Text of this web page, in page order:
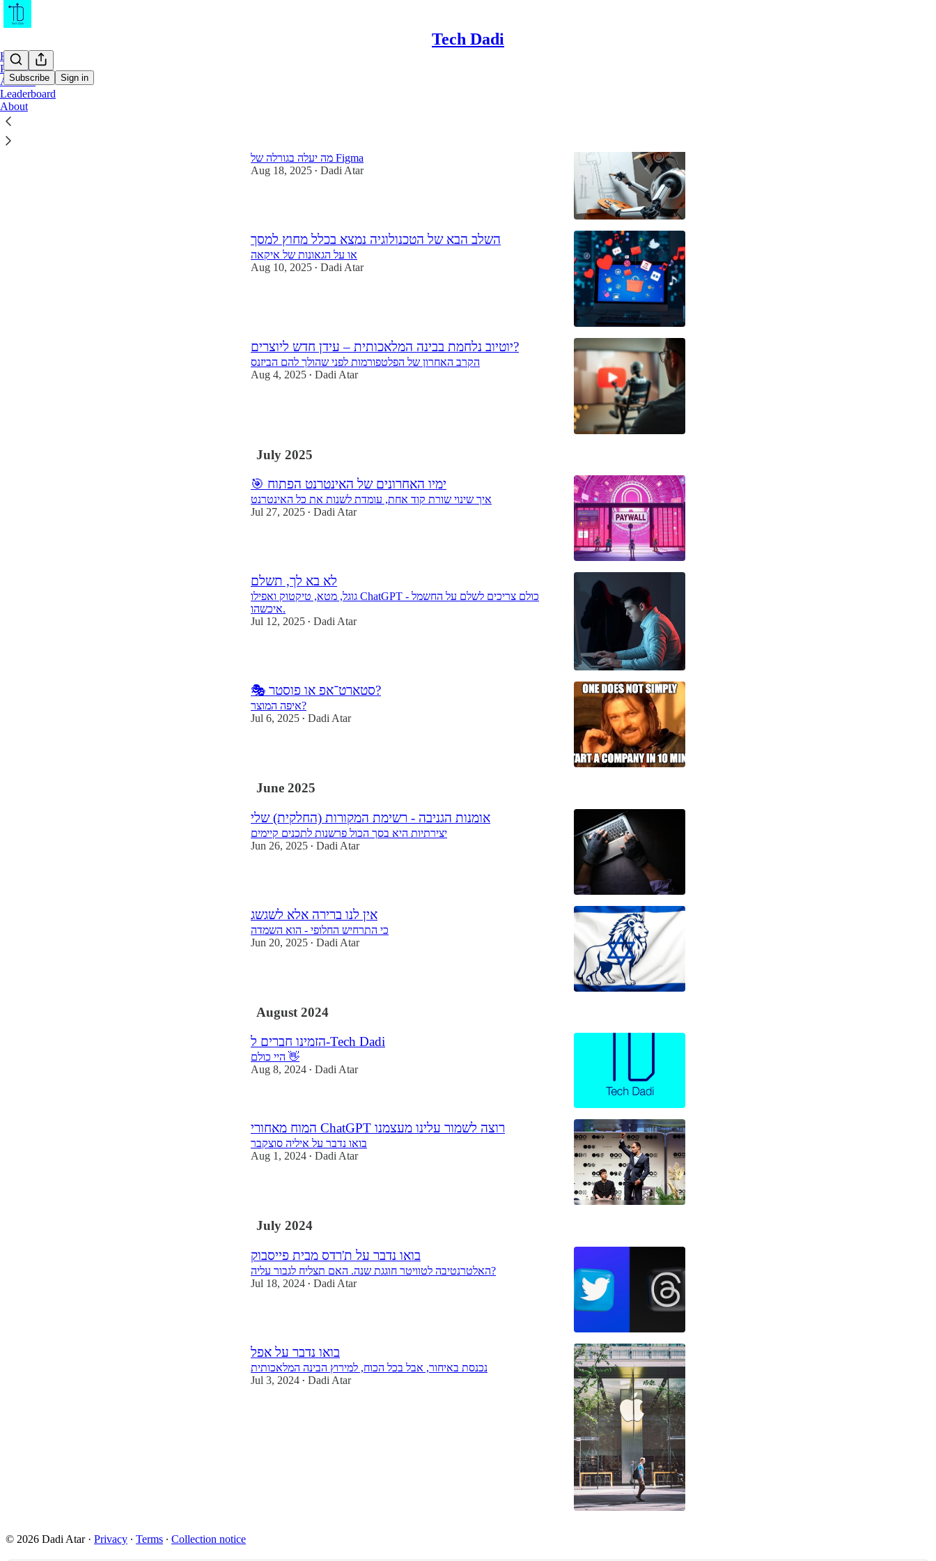
Tech Dadi
Subscribe Sign in
Home
Podcast
Archive
Leaderboard
About
מה יעלה בגורלה של Figma
Aug 18, 2025 • Dadi Atar
השלב הבא של הטכנולוגיה נמצא בכלל מחוץ למסך
או על הגאונות של איקאה
Aug 10, 2025 • Dadi Atar
יוטיוב נלחמת בבינה המלאכותית – עידן חדש ליוצרים?
הקרב האחרון של הפלטפורמות לפני שהולך להם הביזנס
Aug 4, 2025 • Dadi Atar
July 2025
🎯 ימיו האחרונים של האינטרנט הפתוח
איך שינוי שורת קוד אחת, עומדת לשנות את כל האינטרנט
Jul 27, 2025 • Dadi Atar
לא בא לך, תשלם
גוגל, מטא, טיקטוק ואפילו ChatGPT - כולם צריכים לשלם על החשמל
איכשהו.
Jul 12, 2025 • Dadi Atar
🎭 סטארט־אפ או פוסטר?
איפה המוצר?
Jul 6, 2025 • Dadi Atar
June 2025
אומנות הגניבה - רשימת המקורות (החלקית) שלי
יצירתיות היא בסך הכול פרשנות לתכנים קיימים
Jun 26, 2025 • Dadi Atar
אין לנו ברירה אלא לשגשג
כי התרחיש החלופי - הוא השמדה
Jun 20, 2025 • Dadi Atar
August 2024
הזמינו חברים ל-Tech Dadi
היי כולם 👋
Aug 8, 2024 • Dadi Atar
המוח מאחורי ChatGPT רוצה לשמור עלינו מעצמנו
בואו נדבר על איליה סוצקבר
Aug 1, 2024 • Dadi Atar
July 2024
בואו נדבר על ת'רדס מבית פייסבוק
האלטרנטיבה לטוויטר חוגגת שנה. האם תצליח לגבור עליה?
Jul 18, 2024 • Dadi Atar
בואו נדבר על אפל
נכנסת באיחור, אבל בכל הכוח, למירוץ הבינה המלאכותית
Jul 3, 2024 • Dadi Atar
© 2026 Dadi Atar· Privacy ∙ Terms ∙ Collection notice